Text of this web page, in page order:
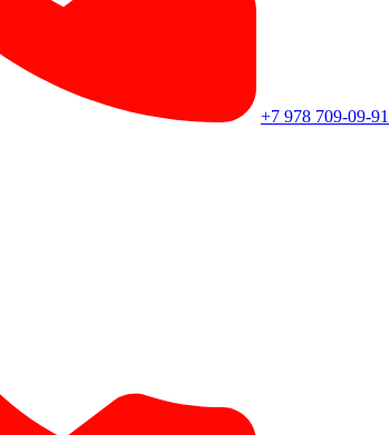
+7 978 709-09-91